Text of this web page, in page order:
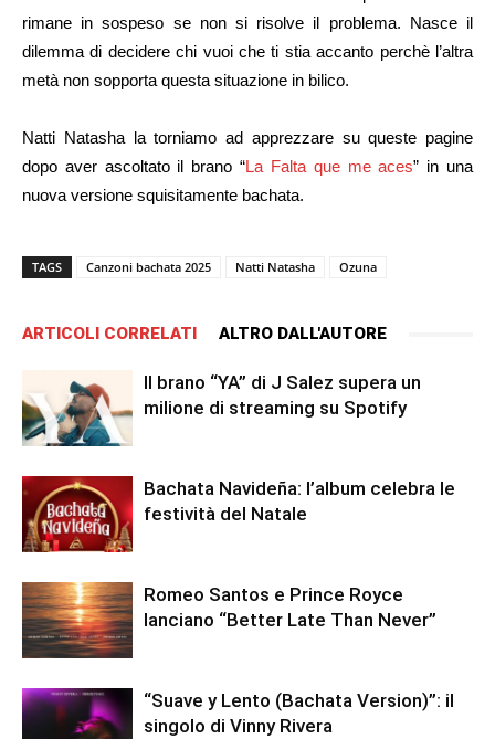
rimane in sospeso se non si risolve il problema. Nasce il
dilemma di decidere chi vuoi che ti stia accanto perchè l’altra
metà non sopporta questa situazione in bilico.
Natti Natasha la torniamo ad apprezzare su queste pagine
dopo aver ascoltato il brano “La Falta que me aces” in una
nuova versione squisitamente bachata.
TAGS Canzoni bachata 2025 Natti Natasha Ozuna
ARTICOLI CORRELATI ALTRO DALL'AUTORE
Il brano “YA” di J Salez supera un
milione di streaming su Spotify
Bachata Navideña: l’album celebra le
festività del Natale
Romeo Santos e Prince Royce
lanciano “Better Late Than Never”
“Suave y Lento (Bachata Version)”: il
singolo di Vinny Rivera